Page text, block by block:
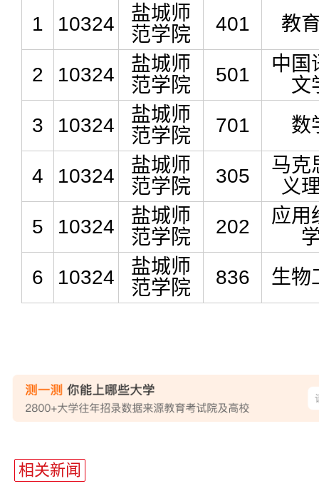
1 10324
盐城师
范学院
401 教
2 10324
盐城师
范学院
501
中国
文
3
10324
盐城师
范学院
701 数
4 10324
盐城师
范学院
305
马克
义
5
10324
盐城师
范学院
202
应用
6
10324
盐城师
范学院
836 生物
相关新闻